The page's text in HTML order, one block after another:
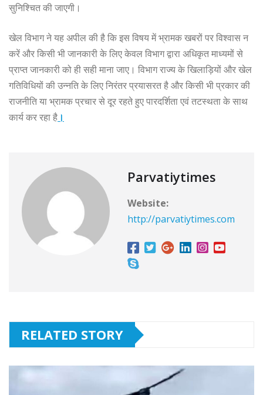
सुनिश्चित की जाएगी।
खेल विभाग ने यह अपील की है कि इस विषय में भ्रामक खबरों पर विश्वास न
करें और किसी भी जानकारी के लिए केवल विभाग द्वारा अधिकृत माध्यमों से
प्राप्त जानकारी को ही सही माना जाए। विभाग राज्य के खिलाड़ियों और खेल
गतिविधियों की उन्नति के लिए निरंतर प्रयासरत है और किसी भी प्रकार की
राजनीति या भ्रामक प्रचार से दूर रहते हुए पारदर्शिता एवं तटस्थता के साथ
कार्य कर रहा है ।
Parvatiytimes
Website:
http://parvatiytimes.com
RELATED STORY